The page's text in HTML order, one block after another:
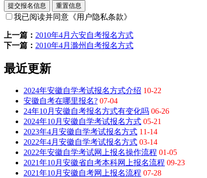
提交报名信息 重置信息
我已阅读并同意 《用户隐私条款》
上一篇： 2010年4月六安自考报名方式
下一篇： 2010年4月滁州自考报名方式
最近更新
2024年安徽自学考试报名方式介绍 10-22
安徽自考在哪里报名? 07-04
24年10月安徽自考报名方式有变化吗 06-26
2024年10月安徽自学考试报名方式 05-21
2023年4月安徽自学考试报名方式 11-14
2022年4月安徽自学考试报名方式 03-14
2022年安徽自学考试网上报名操作流程 01-05
2021年10月安徽省自考本科网上报名流程 09-23
2021年10月安徽自考网上报名流程 07-28